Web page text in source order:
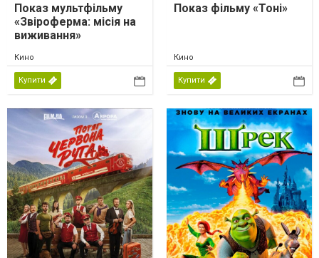
Показ мультфільму
«Звіроферма: місія на
виживання»
Кино
Купити
Показ фільму «Тоні»
Кино
Купити